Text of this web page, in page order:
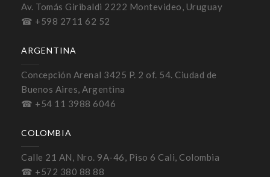
Av. Tomás Giribaldi 2222 Montevideo, Uruguay
☎ +598 2711 62 52
ARGENTINA
Concepción Arenal 3425 P. 2 of. 54. Ciudad de
Buenos Aires, Argentina
☎ +54 11 3988 6046
COLOMBIA
Calle 21 AN, Nro. 9A-46, Piso 6 Cali, Colombia
☎ +572 380 88 88